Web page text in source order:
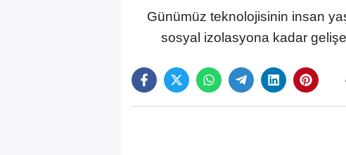
Günümüz teknolojisinin insan
sosyal izolasyona kadar